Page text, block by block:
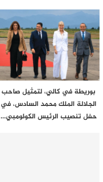
بوريطة في كالي، لتمثيل صاحب
الجلالة الملك محمد السادس، في
حفل تنصيب الرئيس الكولومبي…